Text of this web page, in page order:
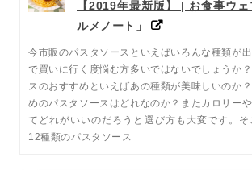
【2019年最新版】 | お食事ウ
ルメノート」
今市販のパスタソースといえばいろんな種類が
で買いに行く度悩む方多いではないでしょうか
スのおすすめといえばあの種類が美味しいのか
めのパスタソースはどれなのか？またカロリー
てどれがいいのだろうと選び方も大変です。そ
12種類のパスタソース